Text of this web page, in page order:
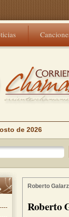
de 2026
Roberto
Roberto